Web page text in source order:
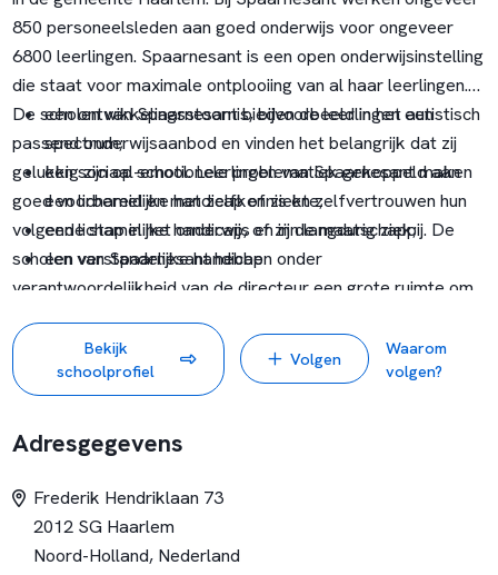
850 personeelsleden aan goed onderwijs voor ongeveer
6800 leerlingen. Spaarnesant is een open onderwijsinstelling
die staat voor maximale ontplooiing van al haar leerlingen.
De scholen van Spaarnesant bieden de leerlingen een
passend onderwijsaanbod en vinden het belangrijk dat zij
gelukkig zijn op school. Leerlingen van Spaarnesant maken
goed voorbereid en met zelfkennis en zelfvertrouwen hun
volgende stap in het onderwijs en in de maatschappij. De
scholen van Spaarnesant hebben onder
verantwoordelijkheid van de directeur een grote ruimte om
zelf invulling te geven aan goed onderwijs en een eigen
onderwijsprofiel in relatie tot de omgeving.
Kinderen met een zorgvraag zijn welkom op De Parel
Onze leerlingen zijn aangewezen op een school met een
overwegend orthopedagogische en orthodidactische
benadering in cobinatie met revaliditatie en zorg. De
leerlingen die wij onderwijzen hebben één of meer van de
volgende eigenschappen:
een ontwikkelingsstoornis, bijvoorbeeld in het autistisch
spectrum;
een sociaal-emotionele problematiek gekoppeld aan
een lichamelijke handicap of ziekte;
een lichamelijke handicap, of zijn langdurig ziek;
een verstandelijke handicap
Bekijk
schoolprofiel
Volgen
Waarom
volgen?
Adresgegevens
Frederik Hendriklaan 73
2012 SG Haarlem
Noord-Holland, Nederland